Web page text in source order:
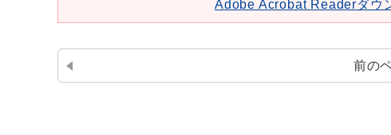
Adobe Acrobat Readerダウ
前の